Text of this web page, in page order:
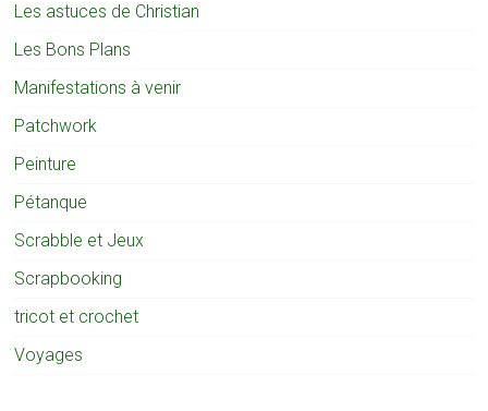
Les astuces de Christian
Les Bons Plans
Manifestations à venir
Patchwork
Peinture
Pétanque
Scrabble et Jeux
Scrapbooking
tricot et crochet
Voyages